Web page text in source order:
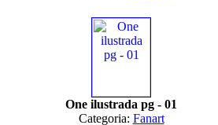
One ilustrada pg - 01
Categoria: Fanart